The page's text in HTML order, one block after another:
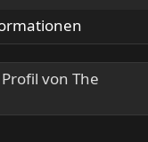
von The